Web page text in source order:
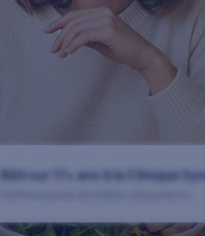
Bâti sur 17+ ans à la Clinique